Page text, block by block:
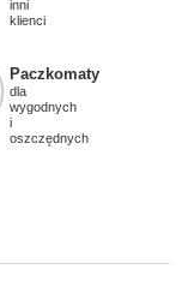
inni
klienci
Paczkomaty
dla
wygodnych
i
oszczędnych